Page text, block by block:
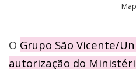
O Grupo São Vicente/
autorização do